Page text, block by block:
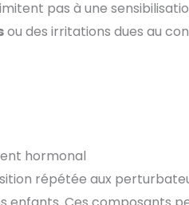
pas à une
ou des irritations dues au
hormonal
répétée aux